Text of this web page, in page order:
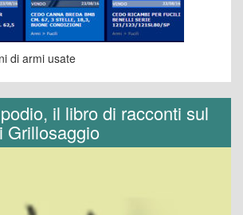
di armi usate
il libro di racconti sul
Grillosaggio